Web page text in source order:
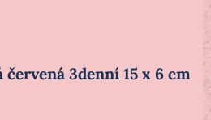
červená 3denní 15 x 6 cm